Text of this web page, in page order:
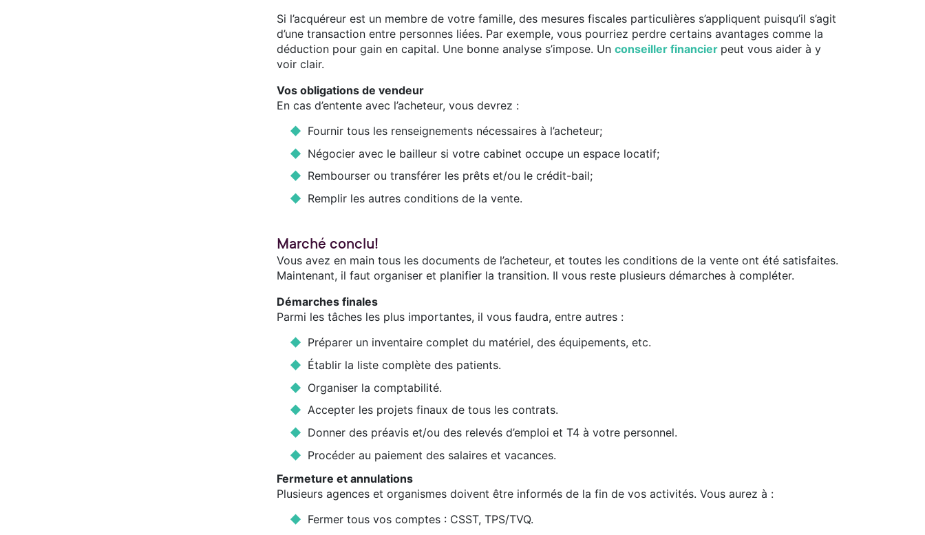
Si l’acquéreur est un membre de votre famille, des mesures fiscales particulières s’appliquent puisqu’il s’agit
d’une transaction entre personnes liées. Par exemple, vous pourriez perdre certains avantages comme la
déduction pour gain en capital. Une bonne analyse s’impose. Unconseiller financier peut vous aider à y
voir clair.
Vos obligations de vendeur
En cas d’entente avec l’acheteur, vous devrez :
Fournir tous les renseignements nécessaires à l’acheteur;
Négocier avec le bailleur si votre cabinet occupe un espace locatif;
Rembourser ou transférer les prêts et/ou le crédit-bail;
Remplir les autres conditions de la vente.
Marché conclu!
Vous avez en main tous les documents de l’acheteur, et toutes les conditions de la vente ont été satisfaites.
Maintenant, il faut organiser et planifier la transition. Il vous reste plusieurs démarches à compléter.
Démarches finales
Parmi les tâches les plus importantes, il vous faudra, entre autres :
Préparer un inventaire complet du matériel, des équipements, etc.
Établir la liste complète des patients.
Organiser la comptabilité.
Accepter les projets finaux de tous les contrats.
Donner des préavis et/ou des relevés d’emploi et T4 à votre personnel.
Procéder au paiement des salaires et vacances.
Fermeture et annulations
Plusieurs agences et organismes doivent être informés de la fin de vos activités. Vous aurez à :
Fermer tous vos comptes : CSST, TPS/TVQ.